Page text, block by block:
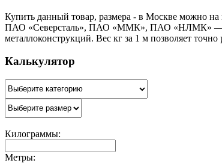
Купить данный товар, размера - в Москве можно на
ПАО «Северсталь», ПАО «ММК», ПАО «НЛМК» — и
металлоконструкций. Вес кг за 1 м позволяет
Калькулятор
Килограммы:
Метры: